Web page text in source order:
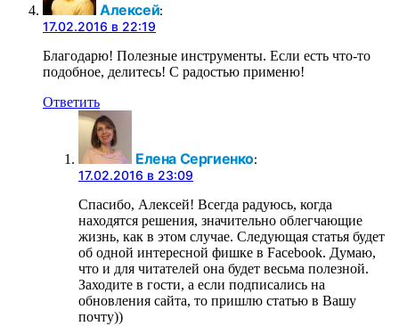
Алексей:
17.02.2016 в 22:19
Благодарю! Полезные инструменты. Если есть что-то
подобное, делитесь! С радостью применю!
Ответить
Елена Сергиенко:
17.02.2016 в 23:09
Спасибо, Алексей! Всегда радуюсь, когда
находятся решения, значительно облегчающие
жизнь, как в этом случае. Следующая статья будет
об одной интересной фишке в Facebook. Думаю,
что и для читателей она будет весьма полезной.
Заходите в гости, а если подписались на
обновления сайта, то пришлю статью в Вашу
почту))